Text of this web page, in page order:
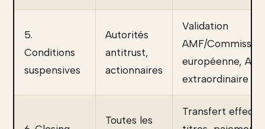
5.
Conditions
suspensives
Autorités
antitrust,
actionnaires
Validation
AMF/Commission
européenne, AG
extraordinaire
Toutes les
Transfert effectif